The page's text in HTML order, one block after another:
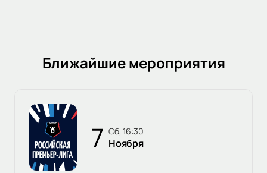
Ближайшие мероприятия
7 сб, 16:30
Ноября